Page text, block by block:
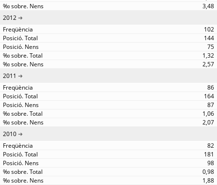
3,48
2012
102
144
75
1,32
2,57
2011
86
164
87
1,06
2,07
2010
82
181
98
0,98
1,88